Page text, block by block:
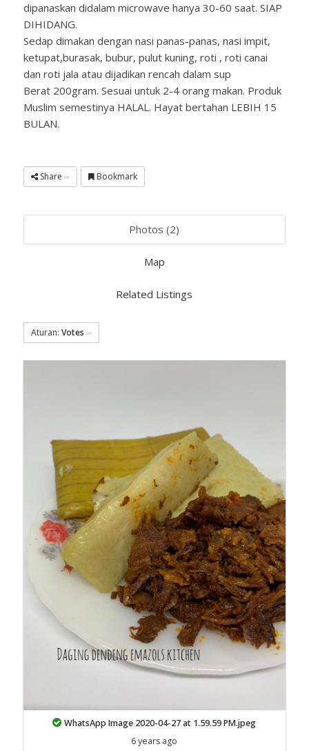
dipanaskan didalam microwave hanya 30-60 saat. SIAP
DIHIDANG.
Sedap dimakan dengan nasi panas-panas, nasi impit,
ketupat,burasak, bubur, pulut kuning, roti , roti canai
dan roti jala atau dijadikan rencah dalam sup
Berat 200gram. Sesuai untuk 2-4 orang makan. Produk
Muslim semestinya HALAL. Hayat bertahan LEBIH 15
BULAN.
Share Bookmark
Photos (2)
Map
Related Listings
Aturan: Votes
WhatsApp Image 2020-04-27 at 1.59.59 PM.jpeg
6 years ago